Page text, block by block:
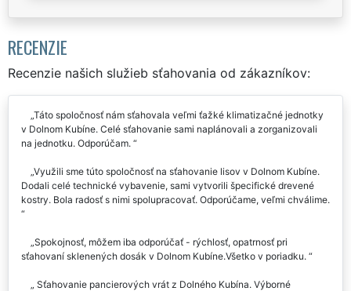
RECENZIE
Recenzie našich služieb sťahovania od zákazníkov:
Táto spoločnosť nám sťahovala veľmi ťažké klimatizačné jednotky
v Dolnom Kubíne. Celé sťahovanie sami naplánovali a zorganizovali
na jednotku. Odporúčam.
Využili sme túto spoločnosť na sťahovanie lisov v Dolnom Kubíne.
Dodali celé technické vybavenie, sami vytvorili špecifické drevené
kostry. Bola radosť s nimi spolupracovať. Odporúčame, veľmi chválime.
Spokojnosť, môžem iba odporúčať - rýchlosť, opatrnosť pri
sťahovaní sklenených dosák v Dolnom Kubíne.Všetko v poriadku.
Sťahovanie pancierových vrát z Dolného Kubína. Výborné